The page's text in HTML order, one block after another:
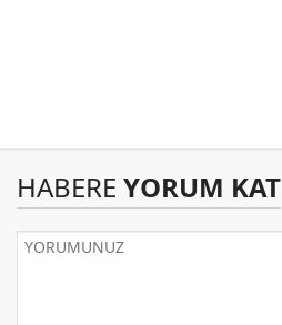
HABERE YORUM KAT